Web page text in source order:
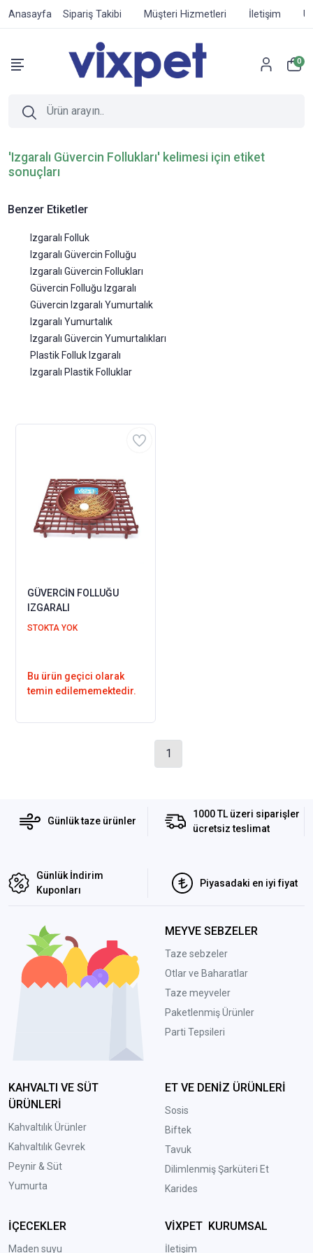
Anasayfa Sipariş Takibi Müşteri Hizmetleri İletişim
0
'Izgaralı Güvercin Follukları' kelimesi için etiket
sonuçları
Benzer Etiketler
Izgaralı Folluk
Izgaralı Güvercin Folluğu
Izgaralı Güvercin Follukları
Güvercin Folluğu Izgaralı
Güvercin Izgaralı Yumurtalık
Izgaralı Yumurtalık
Izgaralı Güvercin Yumurtalıkları
Plastik Folluk Izgaralı
Izgaralı Plastik Folluklar
GÜVERCİN FOLLUĞU
IZGARALI
STOKTA YOK
Bu ürün geçici olarak
temin edilememektedir.
1
Günlük taze ürünler
1000 TL üzeri siparişler
ücretsiz teslimat
Günlük İndirim
Kuponları
Piyasadaki en iyi fiyat
MEYVE SEBZELER
Taze sebzeler
Otlar ve Baharatlar
Taze meyveler
Paketlenmiş Ürünler
Parti Tepsileri
KAHVALTI VE SÜT
ÜRÜNLERİ
Kahvaltılık Ürünler
Kahvaltılık Gevrek
Peynir & Süt
Yumurta
ET VE DENİZ ÜRÜNLERİ
Sosis
Biftek
Tavuk
Dilimlenmiş Şarküteri Et
Karides
İÇECEKLER
Maden suyu
VİXPET KURUMSAL
İletişim